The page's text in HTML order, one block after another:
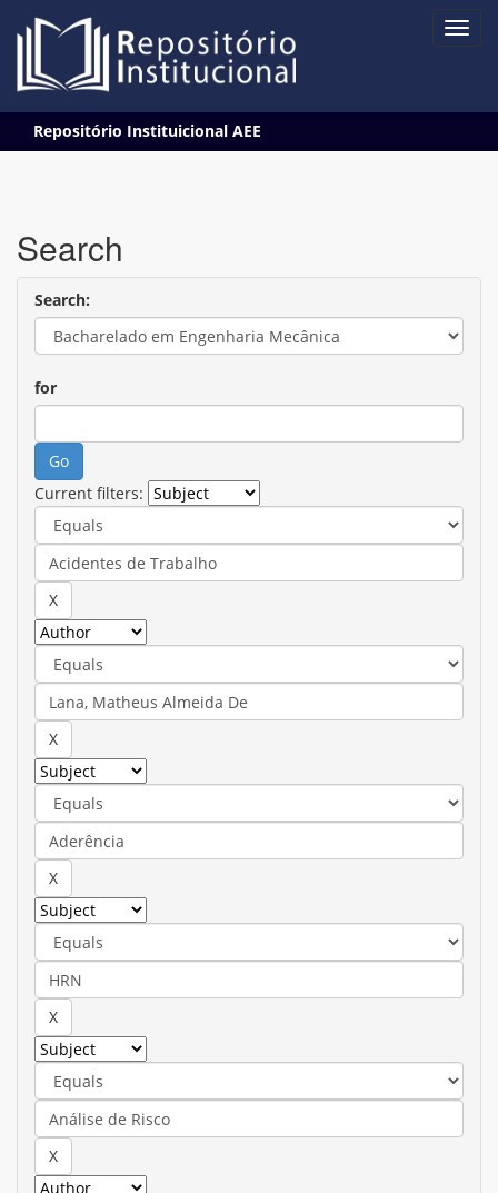
navigation
Repositório Instituicional AEE
Search
Search:
for
Current filters: